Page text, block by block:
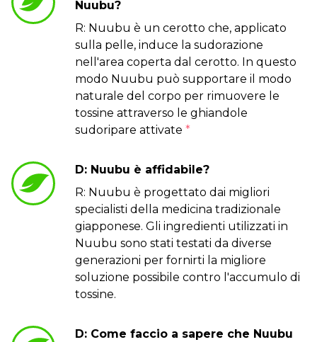
Nuubu?
R: Nuubu è un cerotto che, applicato
sulla pelle, induce la sudorazione
nell'area coperta dal cerotto. In questo
modo Nuubu può supportare il modo
naturale del corpo per rimuovere le
tossine attraverso le ghiandole
sudoripare attivate *
D: Nuubu è affidabile?
R: Nuubu è progettato dai migliori
specialisti della medicina tradizionale
giapponese. Gli ingredienti utilizzati in
Nuubu sono stati testati da diverse
generazioni per fornirti la migliore
soluzione possibile contro l'accumulo di
tossine.
D: Come faccio a sapere che Nuubu